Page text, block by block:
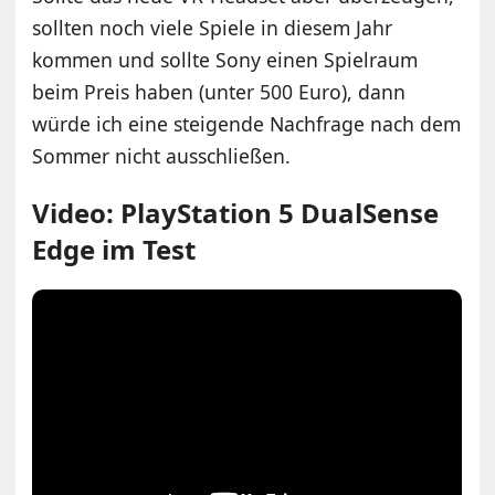
sollten noch viele Spiele in diesem Jahr
kommen und sollte Sony einen Spielraum
beim Preis haben (unter 500 Euro), dann
würde ich eine steigende Nachfrage nach dem
Sommer nicht ausschließen.
Video: PlayStation 5 DualSense
Edge im Test